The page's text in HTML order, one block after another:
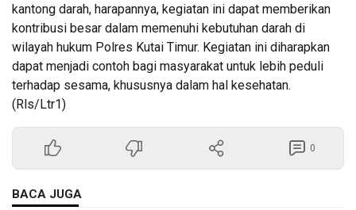
kantong darah, harapannya, kegiatan ini dapat memberikan
kontribusi besar dalam memenuhi kebutuhan darah di
wilayah hukum Polres Kutai Timur. Kegiatan ini diharapkan
dapat menjadi contoh bagi masyarakat untuk lebih peduli
terhadap sesama, khususnya dalam hal kesehatan.
(Rls/Ltr1)
0
BACA JUGA